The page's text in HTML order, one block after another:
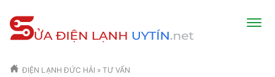
ĐIỆN LẠNH ĐỨC HẢI » TƯ VẤN